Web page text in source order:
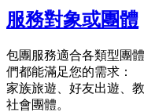
服務對象或團體
包團服務適合各類型團
們都能滿足您的需求：
家族旅遊、好友出遊、
社會團體。